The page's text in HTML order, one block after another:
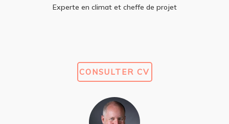
Experte en climat et cheffe de projet
CONSULTER CV